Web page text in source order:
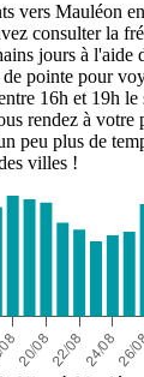
vers Mauléon
consulter la
jours à l'aide
pointe pour
16h et 19h
rendez à votre
peu plus de
villes !